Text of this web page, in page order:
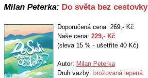
Milan Peterka: Do světa bez cestovky
Doporučená cena: 269,- Kč
Naše cena: 229,- Kč
(sleva 15 % - ušetříte 40 Kč)
Autor: Milan Peterka
Druh vazby: brožovaná lepená